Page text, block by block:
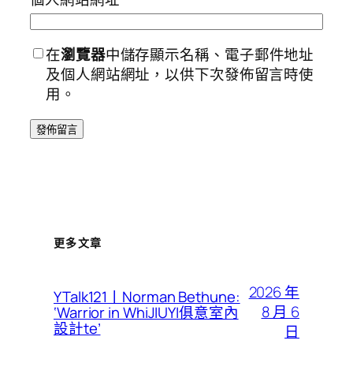
在瀏覽器中儲存顯示名稱、電子郵件地址
及個人網站網址，以供下次發佈留言時使
用。
更多文章
YTalk121丨Norman Bethune:
‘Warrior in WhiJIUYI俱意室內
設計te’
2026 年
8 月 6
日